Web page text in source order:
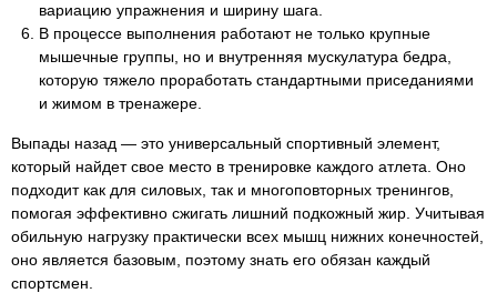
вариацию упражнения и ширину шага.
В процессе выполнения работают не только крупные
мышечные группы, но и внутренняя мускулатура бедра,
которую тяжело проработать стандартными приседаниями
и жимом в тренажере.
Выпады назад — это универсальный спортивный элемент,
который найдет свое место в тренировке каждого атлета. Оно
подходит как для силовых, так и многоповторных тренингов,
помогая эффективно сжигать лишний подкожный жир. Учитывая
обильную нагрузку практически всех мышц нижних конечностей,
оно является базовым, поэтому знать его обязан каждый
спортсмен.